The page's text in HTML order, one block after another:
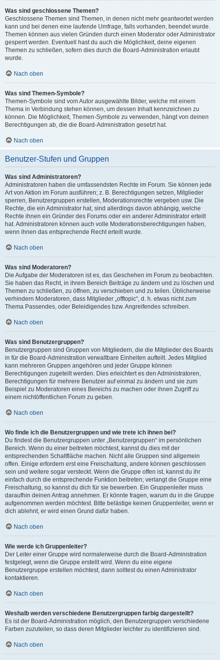
Was sind geschlossene Themen?
Geschlossene Themen sind Themen, in denen nicht mehr geantwortet werden
kann und bei denen eine laufende Umfrage, falls vorhanden, beendet wurde.
Themen können aus vielen Gründen durch einen Moderator oder Administrator
gesperrt werden. Eventuell hast du auch die Möglichkeit, deine eigenen
Themen zu schließen, sofern dies durch die Board-Administration erlaubt
wurde.
Nach oben
Was sind Themen-Symbole?
Themen-Symbole sind vom Autor ausgewählte Bilder, welche mit einem
Thema in Verbindung stehen können, um dessen Inhalt kennzeichnen zu
können. Die Möglichkeit, Themen-Symbole zu verwenden, hängt von deinen
Berechtigungen ab, die die Board-Administration gesetzt hat.
Nach oben
Benutzer-Stufen und Gruppen
Was sind Administratoren?
Administratoren haben die umfassendsten Rechte im Forum. Sie können jede
Art von Aktion im Forum ausführen; z. B. Berechtigungen setzen, Mitglieder
sperren, Benutzergruppen erstellen, Moderationsrechte vergeben usw. Die
Rechte, die ein Administrator hat, sind allerdings davon abhängig, welche
Rechte ihnen ein Gründer des Forums oder ein anderer Administrator erteilt
hat. Administratoren können auch volle Moderationsberechtigungen haben,
wenn ihnen das entsprechende Recht erteilt wurde.
Nach oben
Was sind Moderatoren?
Die Aufgabe der Moderatoren ist es, das Geschehen im Forum zu beobachten.
Sie haben das Recht, in ihrem Bereich Beiträge zu ändern und zu löschen und
Themen zu schließen, zu öffnen, zu verschieben und zu teilen. Üblicherweise
verhindern Moderatoren, dass Mitglieder „offtopic“, d. h. etwas nicht zum
Thema Passendes, oder Beleidigendes bzw. Angreifendes schreiben.
Nach oben
Was sind Benutzergruppen?
Benutzergruppen sind Gruppen von Mitgliedern, die die Mitglieder des Boards
in für die Board-Administration verwaltbare Einheiten aufteilt. Jedes Mitglied
kann mehreren Gruppen angehören und jeder Gruppe können
Berechtigungen zugeteilt werden. Dies erleichtert es den Administratoren,
Berechtigungen für mehrere Benutzer auf einmal zu ändern und sie zum
Beispiel zu Moderatoren eines Bereichs zu machen oder ihnen Zugriff zu
einem nichtöffentlichen Forum zu geben.
Nach oben
Wo finde ich die Benutzergruppen und wie trete ich ihnen bei?
Du findest die Benutzergruppen unter „Benutzergruppen“ im persönlichen
Bereich. Wenn du einer beitreten möchtest, kannst du dies mit der
entsprechenden Schaltfläche machen. Nicht alle Gruppen sind allgemein
offen. Einige erfordern erst eine Freischaltung, andere können geschlossen
sein und weitere sogar versteckt. Wenn die Gruppe offen ist, kannst du ihr
einfach durch die entsprechende Funktion beitreten; verlangt die Gruppe eine
Freischaltung, so kannst du dich für sie bewerben. Ein Gruppenleiter muss
daraufhin deinen Antrag annehmen. Er könnte fragen, warum du in die Gruppe
aufgenommen werden möchtest. Bitte belästige keinen Gruppenleiter, wenn er
dich ablehnt, er wird einen Grund dafür haben.
Nach oben
Wie werde ich Gruppenleiter?
Der Leiter einer Gruppe wird normalerweise durch die Board-Administration
festgelegt, wenn die Gruppe erstellt wird. Wenn du eine eigene
Benutzergruppe erstellen möchtest, dann solltest du einen Administrator
kontaktieren.
Nach oben
Weshalb werden verschiedene Benutzergruppen farbig dargestellt?
Es ist der Board-Administration möglich, den Benutzergruppen verschiedene
Farben zuzuteilen, so dass deren Mitglieder leichter zu identifizieren sind.
Nach oben